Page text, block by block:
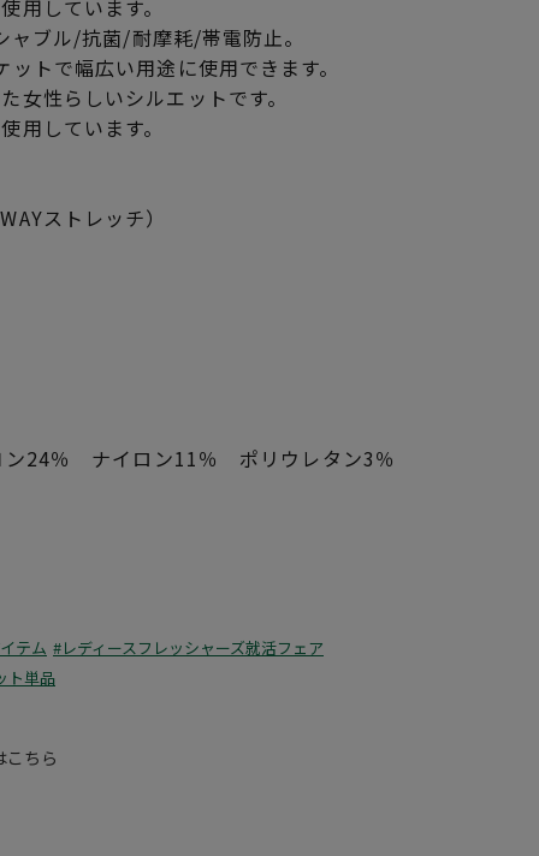
用しています。
ブル/抗菌/耐摩耗/帯電防止。
トで幅広い用途に使用できます。
女性らしいシルエットです。
用しています。
ストレッチ）
24％ ナイロン11％ ポリウレタン3％
テム #レディースフレッシャーズ就活フェア
ト単品
こちら